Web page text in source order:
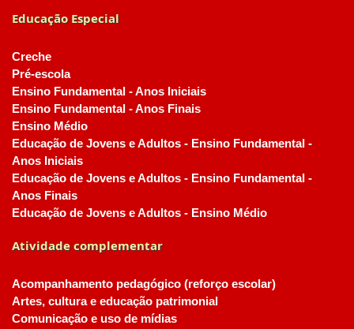
Educação Especial
Creche
Pré-escola
Ensino Fundamental - Anos Iniciais
Ensino Fundamental - Anos Finais
Ensino Médio
Educação de Jovens e Adultos - Ensino Fundamental -
Anos Iniciais
Educação de Jovens e Adultos - Ensino Fundamental -
Anos Finais
Educação de Jovens e Adultos - Ensino Médio
Atividade complementar
Acompanhamento pedagógico (reforço escolar)
Artes, cultura e educação patrimonial
Comunicação e uso de mídias